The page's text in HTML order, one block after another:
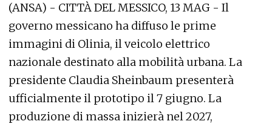
(ANSA) - CITTÀ DEL MESSICO, 13 MAG - Il
governo messicano ha diffuso le prime
immagini di Olinia, il veicolo elettrico
nazionale destinato alla mobilità urbana. La
presidente Claudia Sheinbaum presenterà
ufficialmente il prototipo il 7 giugno. La
produzione di massa inizierà nel 2027,